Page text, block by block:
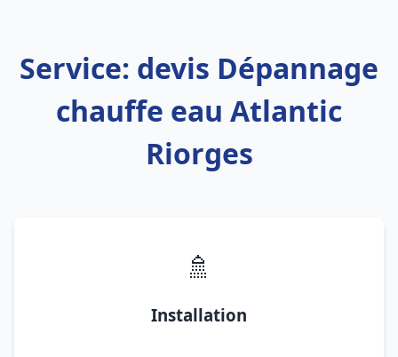
Service: devis Dépannage
chauffe eau Atlantic
Riorges
🚿
Installation